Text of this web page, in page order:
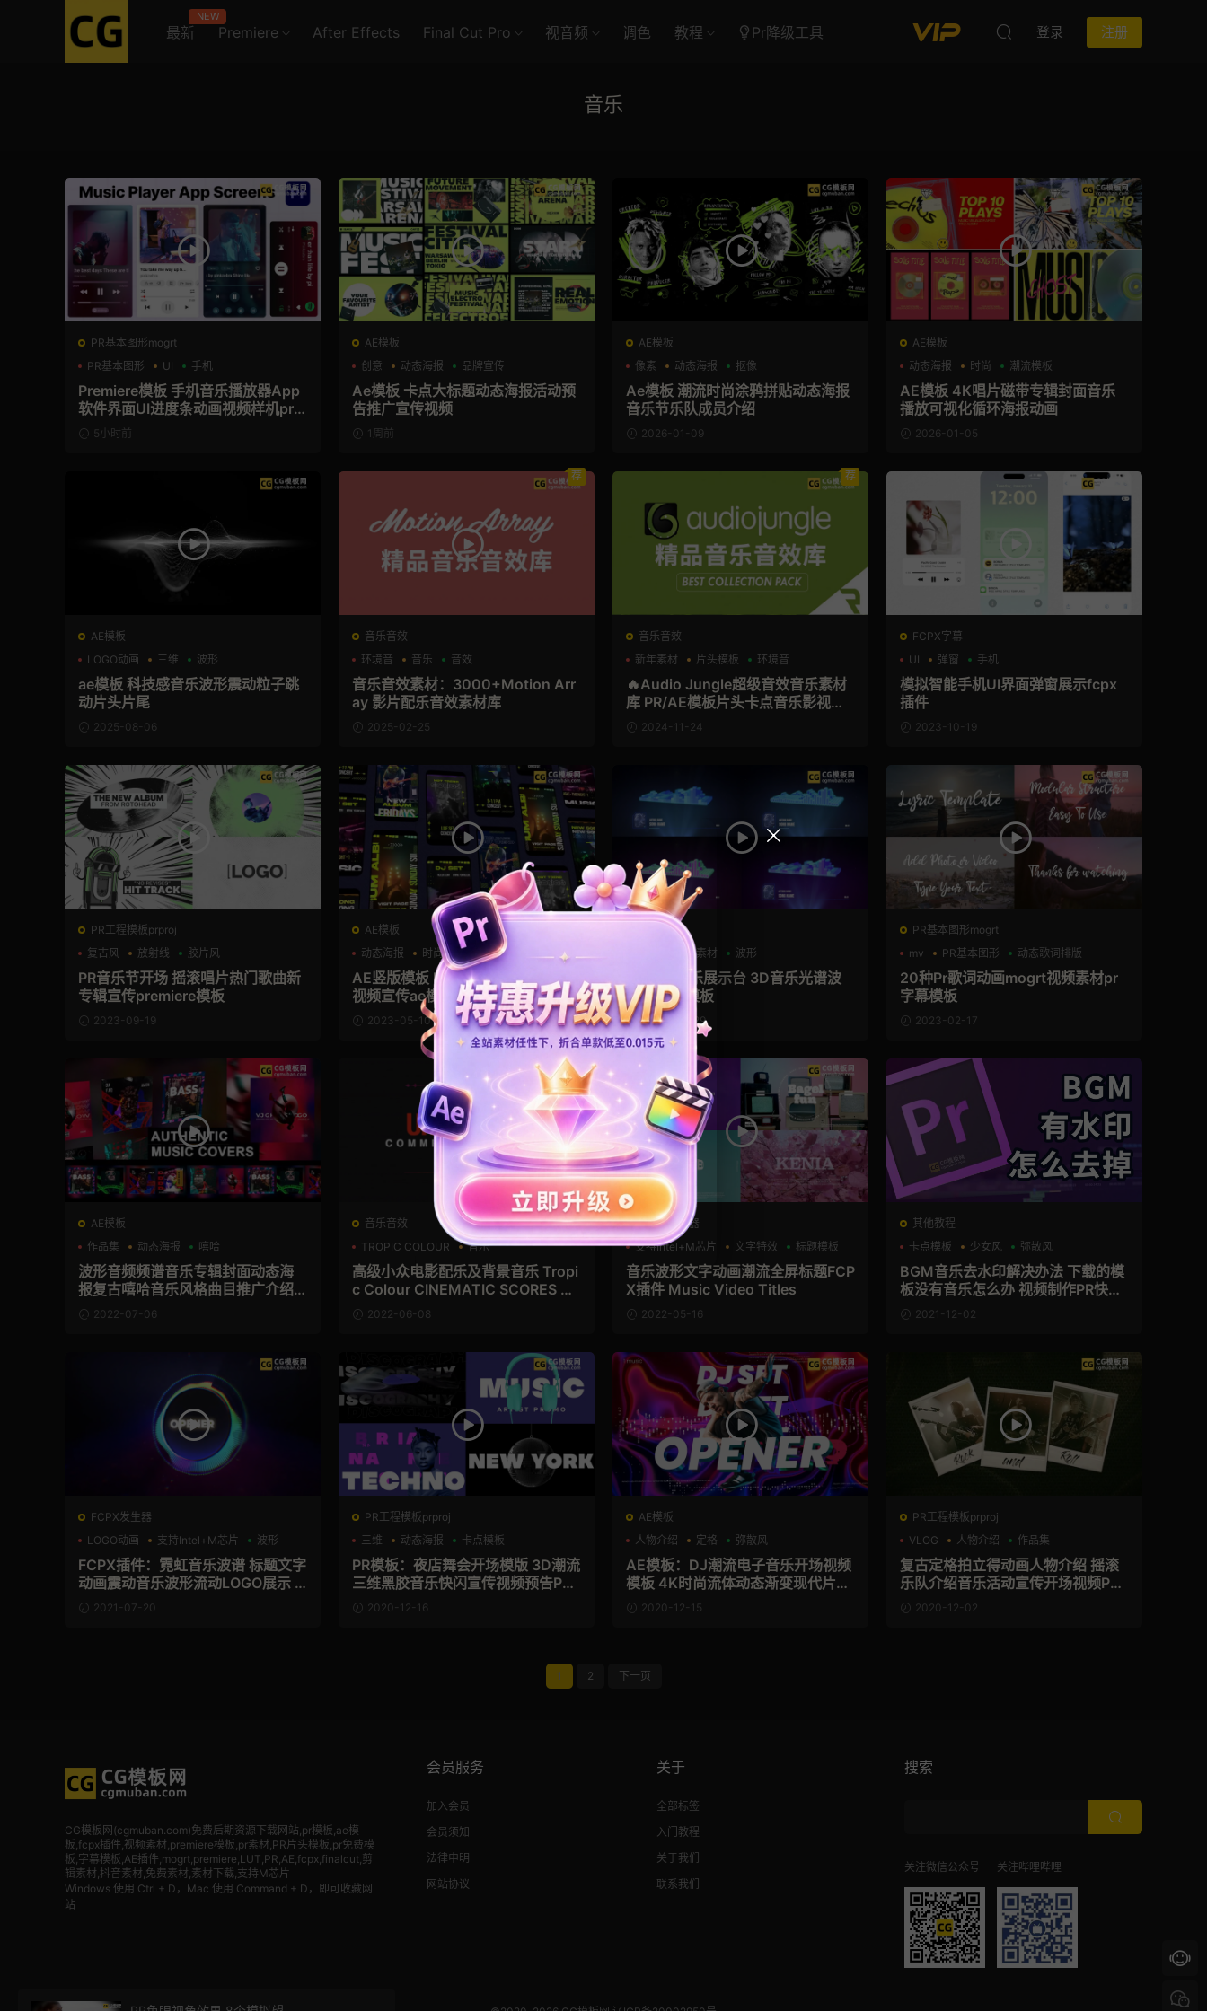
最新
NEW
Premiere After Effects Final Cut Pro 视音频 调色 教程 Pr降级工具 登录 注册
音乐
PR基本图形mogrt
PR基本图形
UI 手机
Premiere模板 手机音乐播放器App
软件界面UI进度条动画视频样机pr
模版5小时前
AE模板
创意
动态海报 品牌宣传
Ae模板 卡点大标题动态海报活动预
告推广宣传视频
1周前
AE模板
像素
动态海报 抠像
Ae模板 潮流时尚涂鸦拼贴动态海报
音乐节乐队成员介绍
2026-01-09
AE模板
动态海报
时尚 潮流模板
AE模板 4K唱片磁带专辑封面音乐
播放可视化循环海报动画
2026-01-05
AE模板
LOGO动画
三维 波形
ae模板 科技感音乐波形震动粒子跳
动片头片尾
2025-08-06
音乐音效
环境音
音乐 音效
音乐音效素材：3000+Motion Arr
ay 影片配乐音效素材库
2025-02-25
荐
音乐音效
新年素材
片头模板 环境音
🔥Audio Jungle超级音效音乐素材
库 PR/AE模板片头卡点音乐影视宣
传片后期配乐
2024-11-24
荐
FCPX字幕
UI
弹窗 手机
模拟智能手机UI界面弹窗展示fcpx
插件
2023-10-19
PR工程模板prproj
复古风
放射线 胶片风
PR音乐节开场 摇滚唱片热门歌曲新
专辑宣传premiere模板
2023-09-19
AE模板
动态海报
时尚 潮流模板
AE竖版模板 livehouse音乐活动短
视频宣传ae模板
2023-05-10
AE模板
全息素材 波形
AE全息音乐展示台 3D音乐光谱波
形动画ae模板
2023-04-29
PR基本图形mogrt
mv
PR基本图形 动态歌词排版
20种Pr歌词动画mogrt视频素材pr
字幕模板
2023-02-17
AE模板
作品集
动态海报 嘻哈
波形音频频谱音乐专辑封面动态海
报复古嘻哈音乐风格曲目推广介绍A
E模板2022-07-06
音乐音效
TROPIC COLOUR
音乐
高级小众电影配乐及背景音乐 Tropi
c Colour CINEMATIC SCORES VO
L. 22022-06-08
FCPX发生器
支持Intel+M芯片
文字特效 标题模板
音乐波形文字动画潮流全屏标题FCP
X插件 Music Video Titles
2022-05-16
其他教程
卡点模板
少女风 弥散风
BGM音乐去水印解决办法 下载的模
板没有音乐怎么办 视频制作PR快闪
音乐素材(音频去水印)
2021-12-02
FCPX发生器
LOGO动画
支持Intel+M芯片 波形
FCPX插件：霓虹音乐波谱 标题文字
动画震动音乐波形流动LOGO展示 N
eon Titles Logo Reveal
2021-07-20
PR工程模板prproj
三维
动态海报 卡点模板
PR模板：夜店舞会开场模版 3D潮流
三维黑胶音乐快闪宣传视频预告PR
模板 Music Artist Promo
2020-12-16
AE模板
人物介绍
定格 弥散风
AE模板：DJ潮流电子音乐开场视频
模板 4K时尚流体动态渐变现代片头
标题动画AE模板 Music Opener
2020-12-15
PR工程模板prproj
VLOG
人物介绍 作品集
复古定格拍立得动画人物介绍 摇滚
乐队介绍音乐活动宣传开场视频PR
模板 Rock N Roll
2020-12-02
1 2 下一页
CG模板网(cgmuban.com)免费后期资源下载网站,pr模板,ae模
板,fcpx插件,视频素材,premiere模板,pr素材,PR片头模板,pr免费模
板,字幕模板,AE插件,mogrt,premiere,LUT,PR,AE,fcpx,finalcut,剪
辑素材,抖音素材,免费素材,素材下载,支持M芯片
Windows 使用 Ctrl + D，Mac 使用 Command + D，即可收藏网
站
会员服务
加入会员
会员须知
法律申明
网站协议
关于
全部标签
入门教程
关于我们
联系我们
搜索
关注微信公众号 关注哔哩哔哩